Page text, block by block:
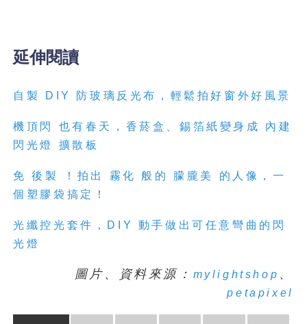
延伸閱讀
自製 DIY 防玻璃反光布，輕鬆拍好窗外好風景
機頂閃 也有春天，香菸盒、錫箔紙變身成
內建
閃光燈
擴散板
免 後製 ！拍出 霧化 般的 朦朧美
的人像，一
個塑膠袋搞定！
光纖控光套件， DIY 動手做出可任意彎曲的閃
光燈
圖片、資料來源： mylightshop 、
petapixel